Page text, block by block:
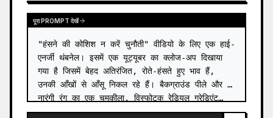
पूरा PROMPT देखें
"हंसने की कोशिश न करें चुनौती" वीडियो के लिए एक हाई-
एनर्जी थंबनेल। इसमें एक यूट्यूबर का क्लोज-अप दिखाया
गया है जिसमें बेहद अतिरंजित, रोते-हंसते हुए भाव हैं,
उनकी आँखों से आँसू निकल रहे हैं। बैकग्राउंड पीले और
नारंगी रंग का एक चमकीला, विस्फोटक रेडियल ग्रेडिएंट…